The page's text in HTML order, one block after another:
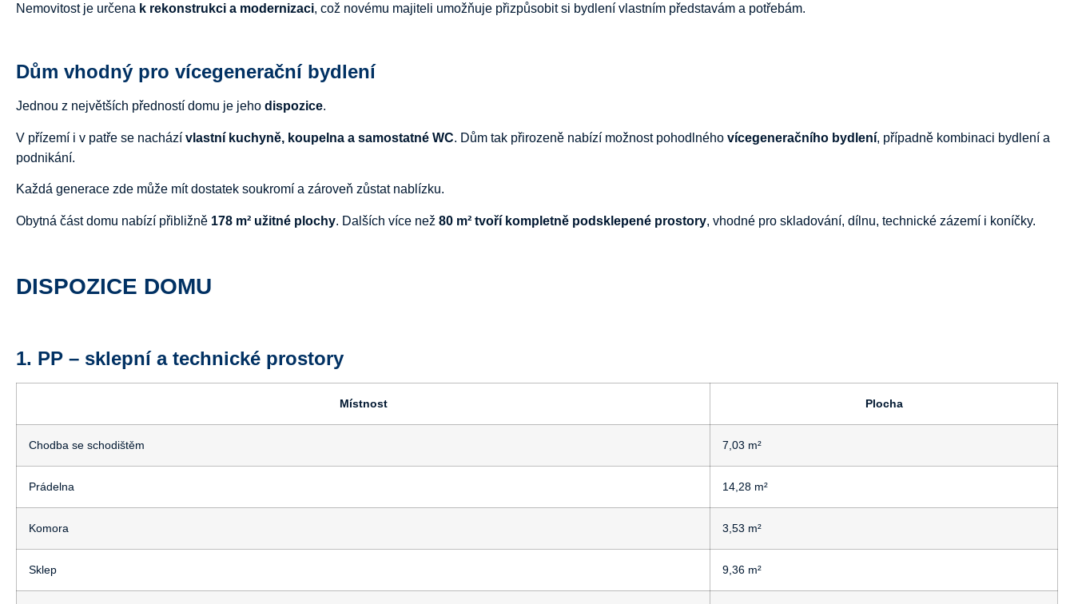
Nemovitost je určena k rekonstrukci a modernizaci, což novému majiteli umožňuje přizpůsobit si bydlení vlastním představám a potřebám.
Dům vhodný pro vícegenerační bydlení
Jednou z největších předností domu je jeho dispozice.
V přízemí i v patře se nachází vlastní kuchyně, koupelna a samostatné WC. Dům tak přirozeně nabízí možnost pohodlného vícegeneračního bydlení, případně kombinaci bydlení a
podnikání.
Každá generace zde může mít dostatek soukromí a zároveň zůstat nablízku.
Obytná část domu nabízí přibližně 178 m² užitné plochy. Dalších více než 80 m² tvoří kompletně podsklepené prostory, vhodné pro skladování, dílnu, technické zázemí i koníčky.
DISPOZICE DOMU
1. PP – sklepní a technické prostory
Místnost Plocha
Chodba se schodištěm 7,03 m²
Prádelna 14,28 m²
Komora 3,53 m²
Sklep 9,36 m²